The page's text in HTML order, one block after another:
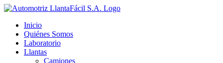
Skip
content
facebook
youtube
Inicio
Quiénes Somos
Laboratorio
Llantas
Camiones